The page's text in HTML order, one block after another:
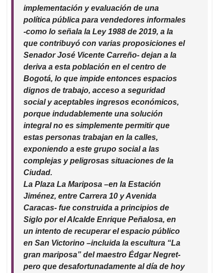
implementación y evaluación de una
política pública para vendedores informales
-como lo señala la Ley 1988 de 2019, a la
que contribuyó con varias proposiciones el
Senador José Vicente Carreño- dejan a la
deriva a esta población en el centro de
Bogotá, lo que impide entonces espacios
dignos de trabajo, acceso a seguridad
social y aceptables ingresos económicos,
porque indudablemente una solución
integral no es simplemente permitir que
estas personas trabajan en la calles,
exponiendo a este grupo social a las
complejas y peligrosas situaciones de la
Ciudad.
La Plaza La Mariposa –en la Estación
Jiménez, entre Carrera 10 y Avenida
Caracas- fue construida a principios de
Siglo por el Alcalde Enrique Peñalosa, en
un intento de recuperar el espacio público
en San Victorino –incluida la escultura “La
gran mariposa” del maestro Édgar Negret-
pero que desafortunadamente al día de hoy